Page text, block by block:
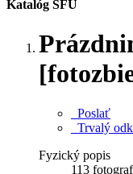
Katalóg SFÚ
Poslať
Trvalý
Fyzický popis
113